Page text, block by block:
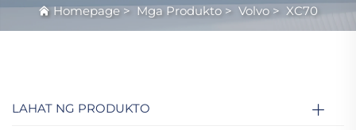
Homepage > Mga Produkto > Volvo > XC70
LAHAT NG PRODUKTO